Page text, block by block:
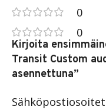
0
0
Kirjoita
Transit Custom
asennettuna”